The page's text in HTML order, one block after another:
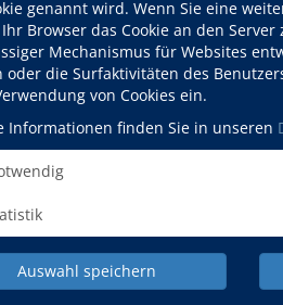
genannt wird. Wenn Sie eine
Browser das Cookie an den
Mechanismus für Websites
oder die Surfaktivitäten des
von Cookies ein.
Informationen finden Sie in unseren
Auswahl speichern
Uhr
Uhr
Uhr
sein